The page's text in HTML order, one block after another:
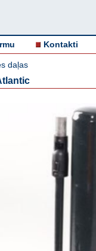
Kontakti
daļas